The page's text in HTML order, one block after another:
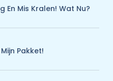
En Mis Kralen! Wat Nu?
Pakket!